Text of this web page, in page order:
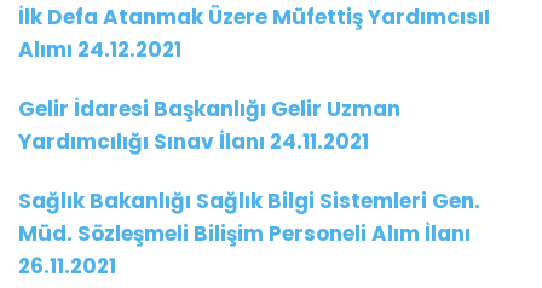
İlk Defa Atanmak Üzere Müfettiş YardımcısıI
Alımı 24.12.2021
Gelir İdaresi Başkanlığı Gelir Uzman
Yardımcılığı Sınav İlanı 24.11.2021
Sağlık Bakanlığı Sağlık Bilgi Sistemleri Gen.
Müd. Sözleşmeli Bilişim Personeli Alım İlanı
26.11.2021